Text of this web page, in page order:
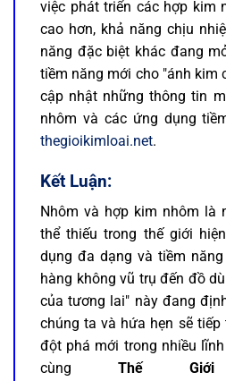
việc phát triển các hợp kim
cao hơn, khả năng chịu
năng đặc biệt khác đang
tiềm năng mới cho "ánh kim
cập nhật những thông tin
nhôm và các ứng dụng
thegioikimloai.net.
Kết Luận:
Nhôm và hợp kim nhôm là
thể thiếu trong thế giới
dụng đa dạng và tiềm
hàng không vũ trụ đến đồ
của tương lai" này đang
chúng ta và hứa hẹn sẽ
đột phá mới trong nhiều
cùng Thế